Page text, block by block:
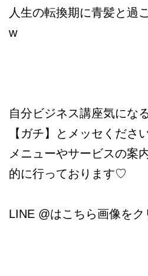
人生の転換期に青髪と過
w
自分ビジネス講座気にな
【ガチ】とメッセくださ
メニューやサービスの案
的に行っております♡
LINE @はこちら画像をク